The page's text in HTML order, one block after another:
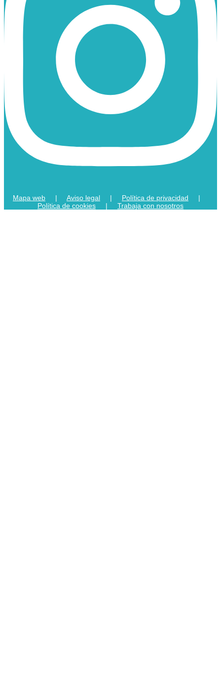
Mapa web | Aviso legal | Política de privacidad |
Política de cookies | Trabaja con nosotros